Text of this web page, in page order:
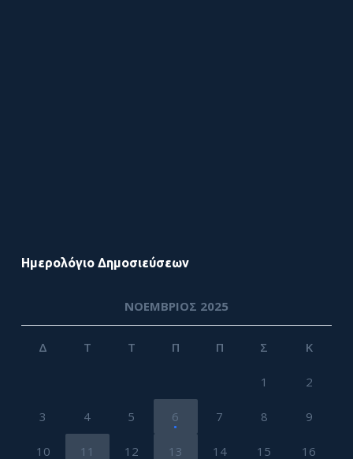
Ημερολόγιο Δημοσιεύσεων
ΝΟΈΜΒΡΙΟΣ 2025
Δ Τ Τ Π Π Σ Κ
1 2
3 4 5 6 7 8 9
10 11 12 13 14 15 16